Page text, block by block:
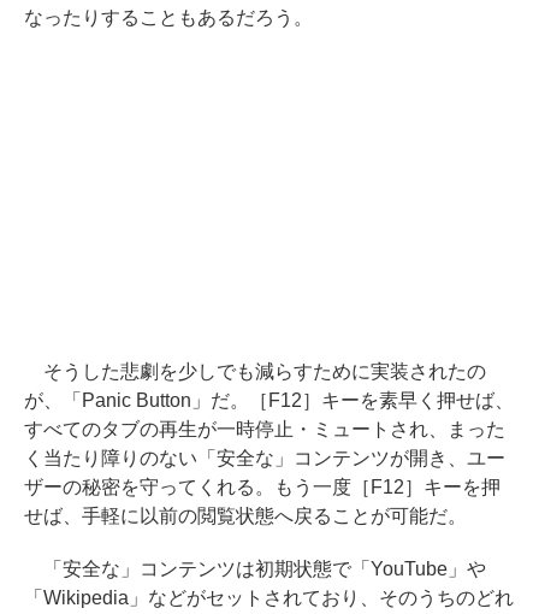
なったりすることもあるだろう。
そうした悲劇を少しでも減らすために実装されたの
が、「Panic Button」だ。［F12］キーを素早く押せば、
すべてのタブの再生が一時停止・ミュートされ、まった
く当たり障りのない「安全な」コンテンツが開き、ユー
ザーの秘密を守ってくれる。もう一度［F12］キーを押
せば、手軽に以前の閲覧状態へ戻ることが可能だ。
「安全な」コンテンツは初期状態で「YouTube」や
「Wikipedia」などがセットされており、そのうちのどれ